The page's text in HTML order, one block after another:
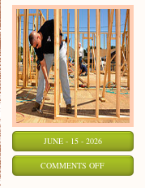
JUNE - 15 - 2026
COMMENTS OFFON